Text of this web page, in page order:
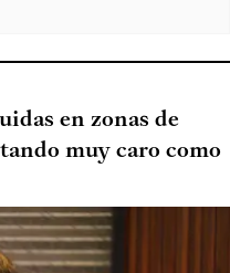
en zonas de
muy caro como